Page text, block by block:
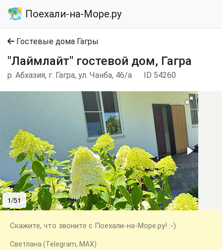
Поехали-на-Море.ру
Гостевые дома Гагры
"Лаймлайт" гостевой дом, Гагра
р. Абхазия, г. Гагра, ул. Чанба, 46/а ID 54260
1/51
Скажите, что звоните с Поехали-на-Море.ру! :-)
Светлана (Telegram, MAX)